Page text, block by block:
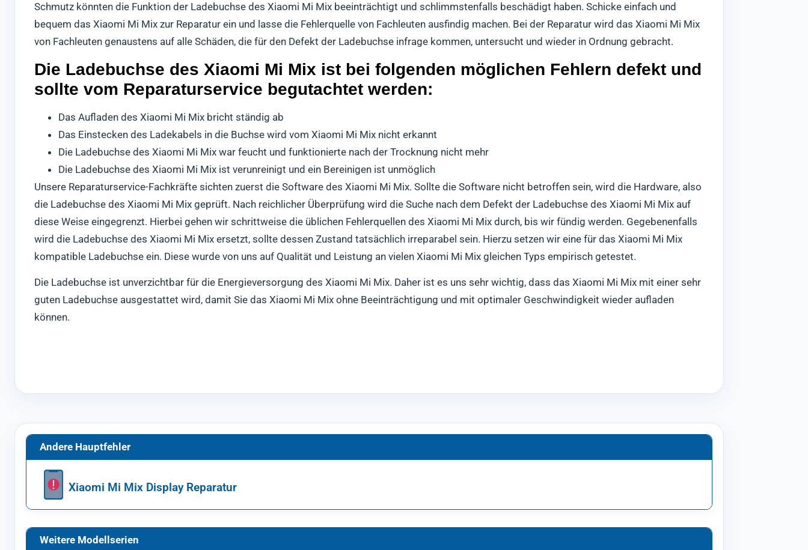
Schmutz könnten die Funktion der Ladebuchse des Xiaomi Mi Mix beeinträchtigt und schlimmstenfalls beschädigt haben. Schicke einfach und
bequem das Xiaomi Mi Mix zur Reparatur ein und lasse die Fehlerquelle von Fachleuten ausfindig machen. Bei der Reparatur wird das Xiaomi Mi Mix
von Fachleuten genaustens auf alle Schäden, die für den Defekt der Ladebuchse infrage kommen, untersucht und wieder in Ordnung gebracht.
Die Ladebuchse des Xiaomi Mi Mix ist bei folgenden möglichen Fehlern defekt und
sollte vom Reparaturservice begutachtet werden:
Das Aufladen des Xiaomi Mi Mix bricht ständig ab
Das Einstecken des Ladekabels in die Buchse wird vom Xiaomi Mi Mix nicht erkannt
Die Ladebuchse des Xiaomi Mi Mix war feucht und funktionierte nach der Trocknung nicht mehr
Die Ladebuchse des Xiaomi Mi Mix ist verunreinigt und ein Bereinigen ist unmöglich
Unsere Reparaturservice-Fachkräfte sichten zuerst die Software des Xiaomi Mi Mix. Sollte die Software nicht betroffen sein, wird die Hardware, also
die Ladebuchse des Xiaomi Mi Mix geprüft. Nach reichlicher Überprüfung wird die Suche nach dem Defekt der Ladebuchse des Xiaomi Mi Mix auf
diese Weise eingegrenzt. Hierbei gehen wir schrittweise die üblichen Fehlerquellen des Xiaomi Mi Mix durch, bis wir fündig werden. Gegebenenfalls
wird die Ladebuchse des Xiaomi Mi Mix ersetzt, sollte dessen Zustand tatsächlich irreparabel sein. Hierzu setzen wir eine für das Xiaomi Mi Mix
kompatible Ladebuchse ein. Diese wurde von uns auf Qualität und Leistung an vielen Xiaomi Mi Mix gleichen Typs empirisch getestet.
Die Ladebuchse ist unverzichtbar für die Energieversorgung des Xiaomi Mi Mix. Daher ist es uns sehr wichtig, dass das Xiaomi Mi Mix mit einer sehr
guten Ladebuchse ausgestattet wird, damit Sie das Xiaomi Mi Mix ohne Beeinträchtigung und mit optimaler Geschwindigkeit wieder aufladen
können.
Andere Hauptfehler
Xiaomi Mi Mix Display Reparatur
Weitere Modellserien